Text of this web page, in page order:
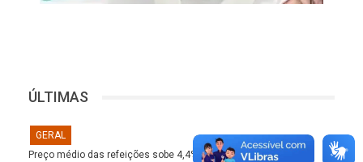
ÚLTIMAS
GERAL
Preço médio das refeições sobe 4,4% nos restaurantes